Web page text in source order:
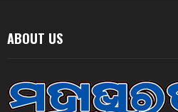
ABOUT US